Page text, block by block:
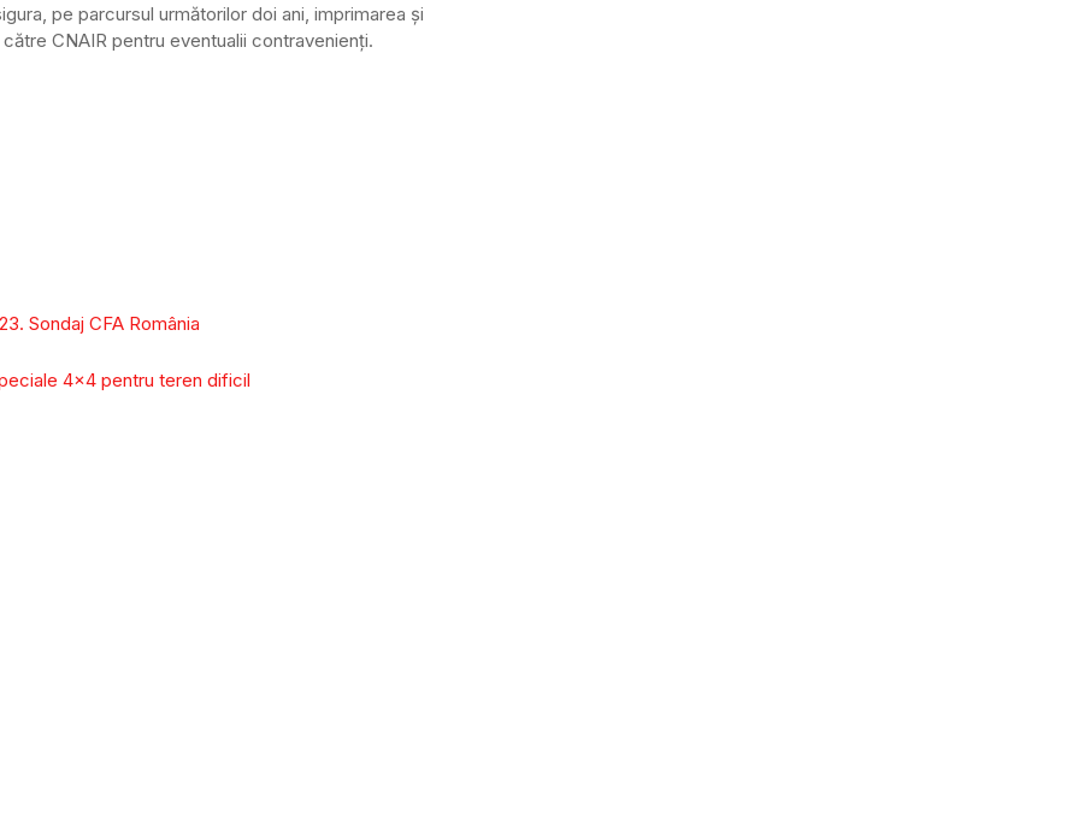
pe parcursul următorilor doi ani, imprimarea şi
CNAIR pentru eventualii contravenienţi.
Sondaj CFA România
4×4 pentru teren dificil